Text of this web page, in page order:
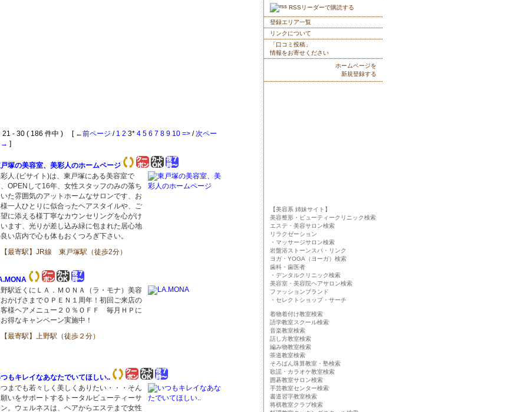
- 30 ( 186 件中 ) [ ←前ページ / 1 2 3* 4 5 6 7 8 9 10 => / 次ペー
→ ]
塚の美容室、美彩人のホームページ
人.(ビサイト)は、東戸塚にある美容室で
OPENして16年、女性スタッフのみの落ち
た雰囲気のアットホームなサロンです、お
一人ひとりに似合ったヘアスタイルや、ご
に添える様丁寧なカウンセリングを心がけ
ます、光りが差し込み緑に包まれた居心地
い店内で心も体もおくつろぎ下さい。
【最寄駅】JR線 東戸塚駅（徒歩2分）
駅近くにＬＡ．ＭＯＮＡ（ラ・モナ）美容
かげさまでＯＰＥＮ１周年！初回ご来店の
様ヘアメニュー２０％ＯＦＦ 毎月ＨＰに
得なキャンペーン実施中！
【最寄駅】上野駅（徒歩２分）
もキレイなあなたでいてほしい..
までも若々しく美しくありたい・・・そん
いをサポートするトータルビューティーサ
。ウェルネスは、ヘアからエステまで女性
RSSリーダーで購読する
登録エリア一覧
リンクについて
「口コミ投稿」
情報をお寄せください
ホームページを
新規登録する
【美容系 姉妹サイト】
美容整形・ビューティークリニック検索
エステ・美容サロン検索
リラクゼーション
・マッサージサロン検索
岩盤浴ストーンスパ・リンク
ヨガ・YOGA（ヨーガ）検索
歯科・歯医者
・デンタルクリニック検索
美容室・美容院ヘアサロン検索
ファッションブランド
・セレクトショップ・サーチ
着物着付け教室検索
語学教室スクール検索
音楽教室検索
話し方教室検索
編み物教室検索
茶道教室検索
そろばん珠算教室・塾検索
歌謡・カラオケ教室検索
囲碁教室サロン検索
手芸教室センター検索
書道習字教室検索
将棋教室クラブ検索